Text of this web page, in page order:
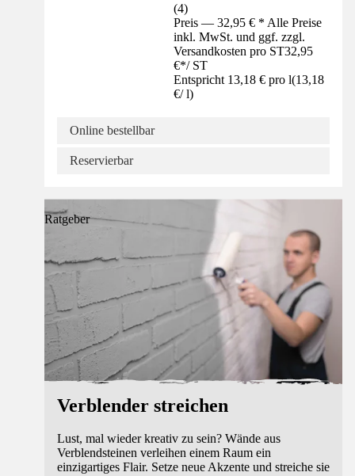
(4)
Preis — 32,95 € * Alle Preise
inkl. MwSt. und ggf. zzgl.
Versandkosten pro ST32,95
€*/ ST
Entspricht 13,18 € pro l(13,18
€/ l)
Online bestellbar
Reservierbar
Ratgeber
Verblender streichen
Lust, mal wieder kreativ zu sein? Wände aus
Verblendsteinen verleihen einem Raum ein
einzigartiges Flair. Setze neue Akzente und streiche sie